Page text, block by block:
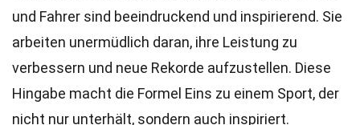
und Fahrer sind beeindruckend und inspirierend. Sie
arbeiten unermüdlich daran, ihre Leistung zu
verbessern und neue Rekorde aufzustellen. Diese
Hingabe macht die Formel Eins zu einem Sport, der
nicht nur unterhält, sondern auch inspiriert.